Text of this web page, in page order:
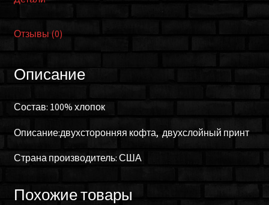
Отзывы (0)
Описание
Состав: 100% хлопок
Описание:двухсторонняя кофта, двухслойный принт
Страна производитель: США
Похожие товары